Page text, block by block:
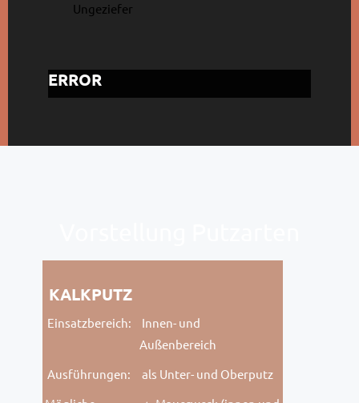
Ungeziefer
ERROR
KALKPUTZ
Einsatzbereich:
Innen- und
Außenbereich
Ausführungen:
als Unter- und Oberputz